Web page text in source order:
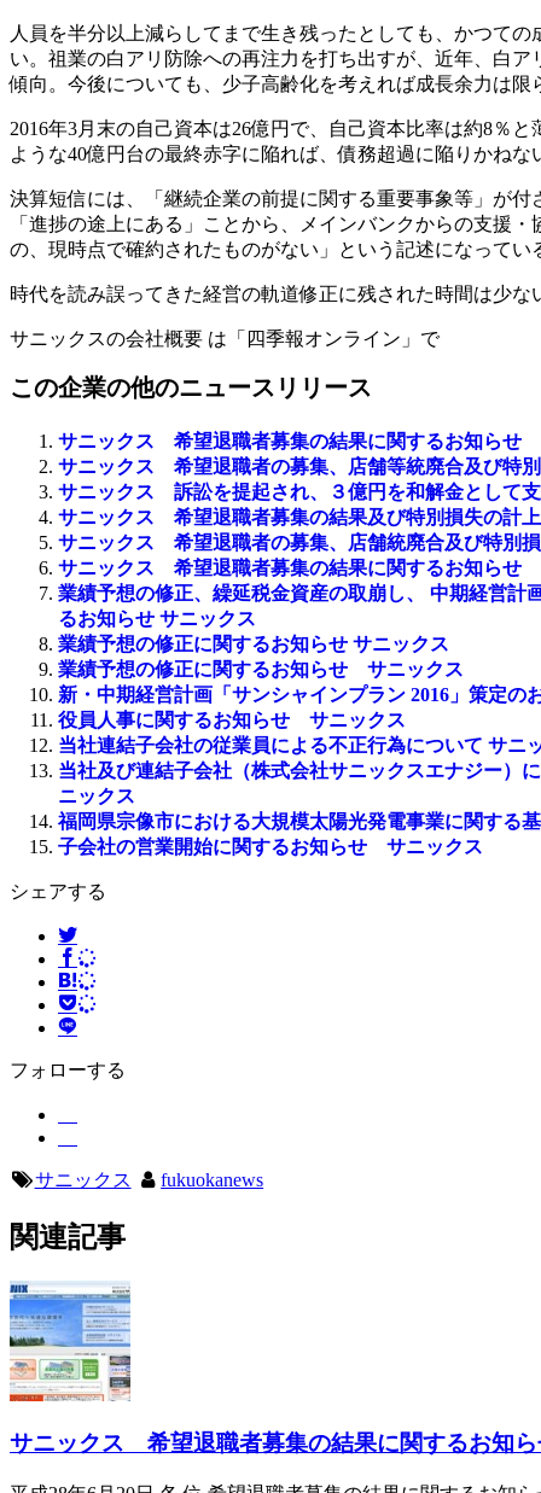
人員を半分以上減らしてまで生き残ったとしても、かつて
い。祖業の白アリ防除への再注力を打ち出すが、近年、白
傾向。今後についても、少子高齢化を考えれば成長余力は限
2016年3月末の自己資本は26億円で、自己資本比率は約8％
ような40億円台の最終赤字に陥れば、債務超過に陥りかねな
決算短信には、「継続企業の前提に関する重要事象等」が
「進捗の途上にある」ことから、メインバンクからの支援
の、現時点で確約されたものがない」という記述になってい
時代を読み誤ってきた経営の軌道修正に残された時間は少な
サニックスの会社概要 は「四季報オンライン」で
この企業の他のニュースリリース
サニックス 希望退職者募集の結果に関するお知らせ
サニックス 希望退職者の募集、店舗等統廃合及び特
サニックス 訴訟を提起され、３億円を和解金として
サニックス 希望退職者募集の結果及び特別損失の計
サニックス 希望退職者の募集、店舗統廃合及び特別
サニックス 希望退職者募集の結果に関するお知らせ
業績予想の修正、繰延税金資産の取崩し、 中期経営計
るお知らせ サニックス
業績予想の修正に関するお知らせ サニックス
業績予想の修正に関するお知らせ サニックス
新・中期経営計画「サンシャインプラン 2016」策定
役員人事に関するお知らせ サニックス
当社連結子会社の従業員による不正行為について サニ
当社及び連結子会社（株式会社サニックスエナジー
ニックス
福岡県宗像市における大規模太陽光発電事業に関する
子会社の営業開始に関するお知らせ サニックス
シェアする
フォローする
サニックス fukuokanews
関連記事
サニックス 希望退職者募集の結果に関するお知